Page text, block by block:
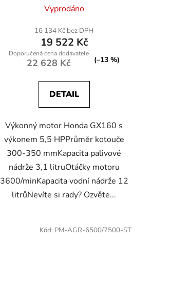
Vyprodáno
16 134 Kč bez DPH
19 522 Kč
22 628 Kč (–13 %)
DETAIL
Výkonný motor Honda GX160 s
výkonem 5,5 HPPrůměr kotouče
300-350 mmKapacita palivové
nádrže 3,1 litruOtáčky motoru
3600/minKapacita vodní nádrže 12
litrůNevíte si rady? Ozvěte...
Kód: PM-AGR-6500/7500-ST